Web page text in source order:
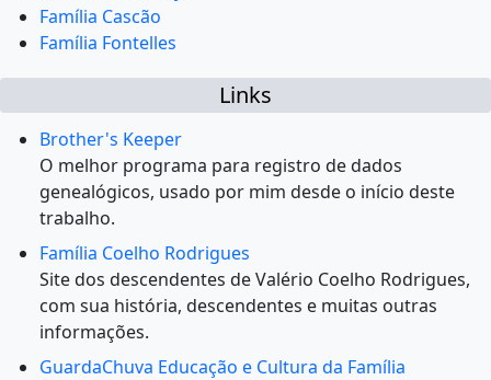
Família Cascão
Família Fontelles
Links
Brother's Keeper
O melhor programa para registro de dados
genealógicos, usado por mim desde o início deste
trabalho.
Família Coelho Rodrigues
Site dos descendentes de Valério Coelho Rodrigues,
com sua história, descendentes e muitas outras
informações.
GuardaChuva Educação e Cultura da Família